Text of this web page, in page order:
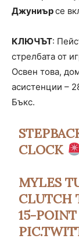
Джуниърсе
КЛЮЧЪТ:
стрелбата от
Освен това,
асистенции –
Бъкс.
CLOCK
MYLES
CLUTCH
15-